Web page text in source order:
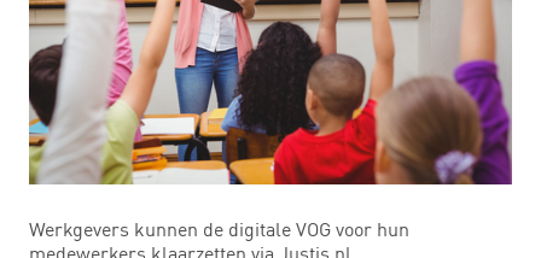
Werkgevers kunnen de digitale VOG voor hun
medewerkers klaarzetten via Justis.nl